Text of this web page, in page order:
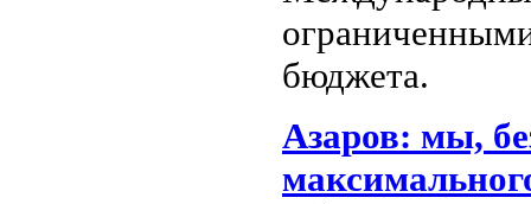
бюджета.
Азаров: мы,